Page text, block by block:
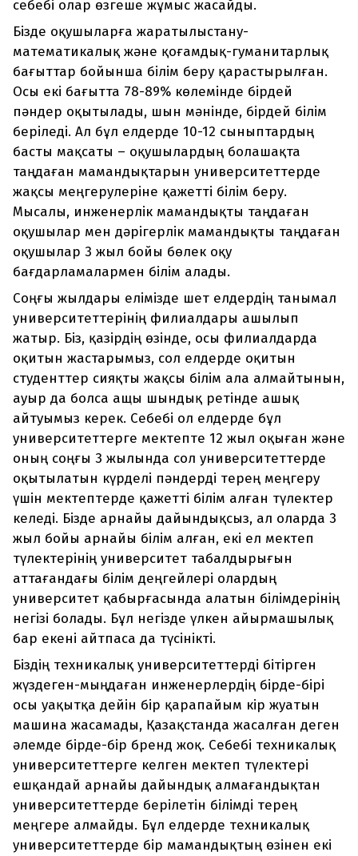
себебі олар өзгеше жұмыс жасайды.
Бізде оқушыларға жаратылыстану-
математикалық және қоғамдық-гуманитарлық
бағыттар бойынша білім беру қарастырылған.
Осы екі бағытта 78-89% көлемінде бірдей
пәндер оқытылады, шын мәнінде, бірдей білім
беріледі. Ал бұл елдерде 10-12 сыныптардың
басты мақсаты – оқушылардың болашақта
таңдаған мамандықтарын университеттерде
жақсы меңгерулеріне қажетті білім беру.
Мысалы, инженерлік мамандықты таңдаған
оқушылар мен дәрігерлік мамандықты таңдаған
оқушылар 3 жыл бойы бөлек оқу
бағдарламалармен білім алады.
Соңғы жылдары елімізде шет елдердің танымал
университеттерінің филиалдары ашылып
жатыр. Біз, қазірдің өзінде, осы филиалдарда
оқитын жастарымыз, сол елдерде оқитын
студенттер сияқты жақсы білім ала алмайтынын,
ауыр да болса ащы шындық ретінде ашық
айтуымыз керек. Себебі ол елдерде бұл
университеттерге мектепте 12 жыл оқыған және
оның соңғы 3 жылында сол университеттерде
оқытылатын күрделі пәндерді терең меңгеру
үшін мектептерде қажетті білім алған түлектер
келеді. Бізде арнайы дайындықсыз, ал оларда 3
жыл бойы арнайы білім алған, екі ел мектеп
түлектерінің университет табалдырығын
аттағандағы білім деңгейлері олардың
университет қабырғасында алатын білімдерінің
негізі болады. Бұл негізде үлкен айырмашылық
бар екені айтпаса да түсінікті.
Біздің техникалық университеттерді бітірген
жүздеген-мыңдаған инженерлердің бірде-бірі
осы уақытқа дейін бір қарапайым кір жуатын
машина жасамады, Қазақстанда жасалған деген
әлемде бірде-бір бренд жоқ. Себебі техникалық
университеттерге келген мектеп түлектері
ешқандай арнайы дайындық алмағандықтан
университеттерде берілетін білімді терең
меңгере алмайды. Бұл елдерде техникалық
университеттерде бір мамандықтың өзінен екі